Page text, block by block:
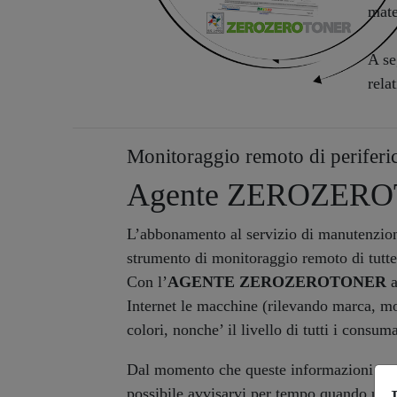
A
Monitoraggio remoto di
Agente
L’abbonamento al servizio di
strumento di monitoraggio remoto di
Con l’AGENTE ZEROZEROTONER
Internet le macchine (rilevando marca,
colori, nonche’ il livello di tutti i
Dal momento che queste informazioni
possibile avvisarvi per tempo quando